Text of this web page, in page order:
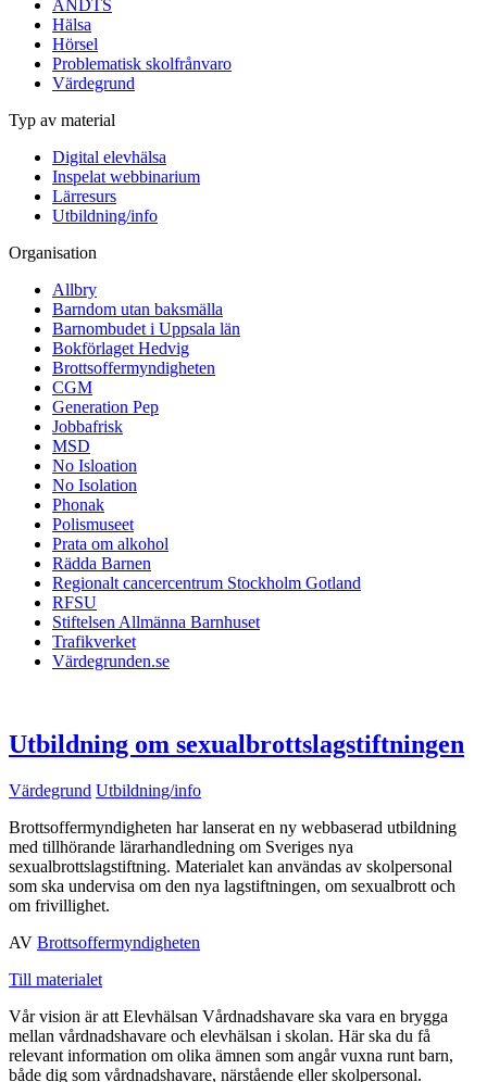
ANDTS
Hälsa
Hörsel
Problematisk skolfrånvaro
Värdegrund
Typ av material
Digital elevhälsa
Inspelat webbinarium
Lärresurs
Utbildning/info
Organisation
Allbry
Barndom utan baksmälla
Barnombudet i Uppsala län
Bokförlaget Hedvig
Brottsoffermyndigheten
CGM
Generation Pep
Jobbafrisk
MSD
No Isloation
No Isolation
Phonak
Polismuseet
Prata om alkohol
Rädda Barnen
Regionalt cancercentrum Stockholm Gotland
RFSU
Stiftelsen Allmänna Barnhuset
Trafikverket
Värdegrunden.se
Utbildning om sexualbrottslagstiftningen
Värdegrund Utbildning/info
Brottsoffermyndigheten har lanserat en ny webbaserad utbildning
med tillhörande lärarhandledning om Sveriges nya
sexualbrottslagstiftning. Materialet kan användas av skolpersonal
som ska undervisa om den nya lagstiftningen, om sexualbrott och
om frivillighet.
AV Brottsoffermyndigheten
Till materialet
Vår vision är att Elevhälsan Vårdnadshavare ska vara en brygga
mellan vårdnadshavare och elevhälsan i skolan. Här ska du få
relevant information om olika ämnen som angår vuxna runt barn,
både dig som vårdnadshavare, närstående eller skolpersonal.